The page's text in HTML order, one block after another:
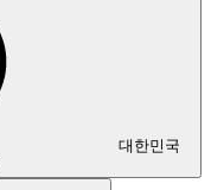
대한민국